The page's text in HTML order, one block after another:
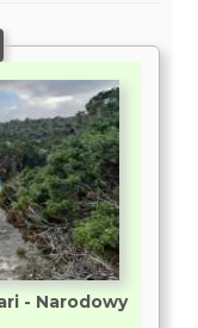
- Narodowy